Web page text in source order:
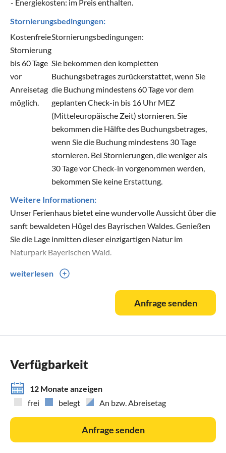
- Energiekosten: im Preis enthalten.
Stornierungsbedingungen:
Kostenfreie
Stornierung
bis 60 Tage
vor
Anreisetag
möglich.
Stornierungsbedingungen:
Sie bekommen den kompletten
Buchungsbetrages zurückerstattet, wenn Sie
die Buchung mindestens 60 Tage vor dem
geplanten Check-in bis 16 Uhr MEZ
(Mitteleuropäische Zeit) stornieren. Sie
bekommen die Hälfte des Buchungsbetrages,
wenn Sie die Buchung mindestens 30 Tage
stornieren. Bei Stornierungen, die weniger als
30 Tage vor Check-in vorgenommen werden,
bekommen Sie keine Erstattung.
Weitere Informationen:
Unser Ferienhaus bietet eine wundervolle Aussicht über die
sanft bewaldeten Hügel des Bayrischen Waldes. Genießen
Sie die Lage inmitten dieser einzigartigen Natur im
Naturpark Bayerischen Wald.
Anreisebeschreibung:
Für Navigationsgeräte finden Sie das Alte Forsthaus über
Außenbereich direkt am Wald. Ab der Regener Straße
zwischen Campingressort Bodenmais und Böhmhof
können Sie den Schildern „Altes Forsthaus“ folgen. Das
letzte Stück fahren Sie über einen geschotterten Forstweg
(Privatweg).
weiterlesen
Anfrage senden
Verfügbarkeit
12 Monate anzeigen
frei
belegt An bzw. Abreisetag
Anfrage senden